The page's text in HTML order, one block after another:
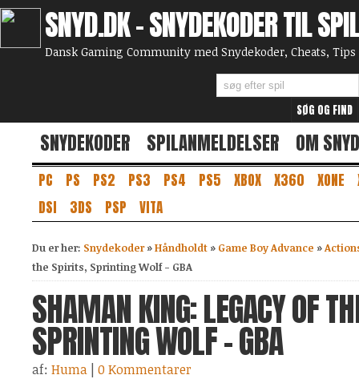
SNYD.DK - SNYDEKODER TIL SPIL
Dansk Gaming Community med Snydekoder, Cheats,
SNYDEKODER SPILANMELDELSER OM SNYD
PC PS PS2 PS3 PS4 PS5 XBOX X360 XONE
DSI
3DS PSP VITA
Du er her: Snydekoder»Håndholdt » Game Boy Advance »
the Spirits, Sprinting Wolf - GBA
SHAMAN KING: LEGACY OF
SPRINTING WOLF - GBA
af: Huma 0 Kommentarer